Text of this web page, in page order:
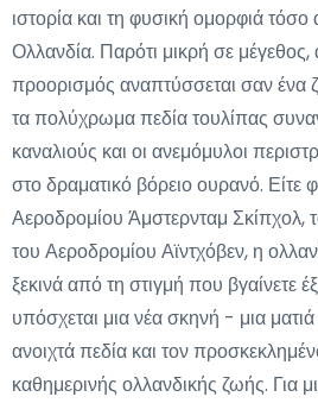
ιστορία και τη φυσική ομορφιά
Ολλανδία. Παρότι μικρή σε μέγεθος,
προορισμός αναπτύσσεται σαν
τα πολύχρωμα πεδία τουλίπας
καναλιούς και οι ανεμόμυλοι
στο δραματικό βόρειο ουρανό. Είτε
Αεροδρομίου Άμστερνταμ Σκίπχολ,
του Αεροδρομίου Αϊντχόβεν, η
ξεκινά από τη στιγμή που βγαίνετε
υπόσχεται μια νέα σκηνή - μια ματιά
ανοιχτά πεδία και τον
καθημερινής ολλανδικής ζωής. Για